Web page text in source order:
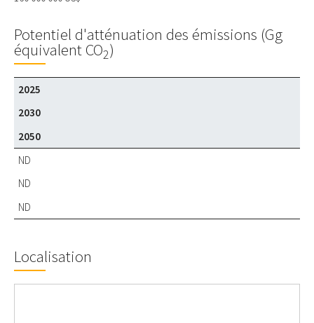
Potentiel d'atténuation des émissions (Gg
équivalent CO2)
2025
2030
2050
ND
ND
ND
Localisation